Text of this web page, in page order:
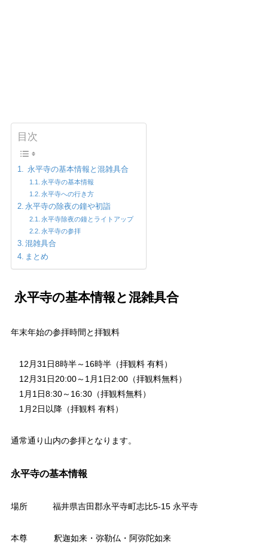
目次
永平寺の基本情報と混雑具合
永平寺の基本情報
永平寺への行き方
永平寺の除夜の鐘や初詣
永平寺除夜の鐘とライトアップ
永平寺の参拝
混雑具合
まとめ
永平寺の基本情報と混雑具合
年末年始の参拝時間と拝観料
12月31日8時半～16時半（拝観料 有料）
12月31日20:00～1月1日2:00（拝観料無料）
1月1日8:30～16:30（拝観料無料）
1月2日以降（拝観料 有料）
通常通り山内の参拝となります。
永平寺の基本情報
場所 福井県吉田郡永平寺町志比5-15 永平寺
本尊 釈迦如来・弥勒仏・阿弥陀如来